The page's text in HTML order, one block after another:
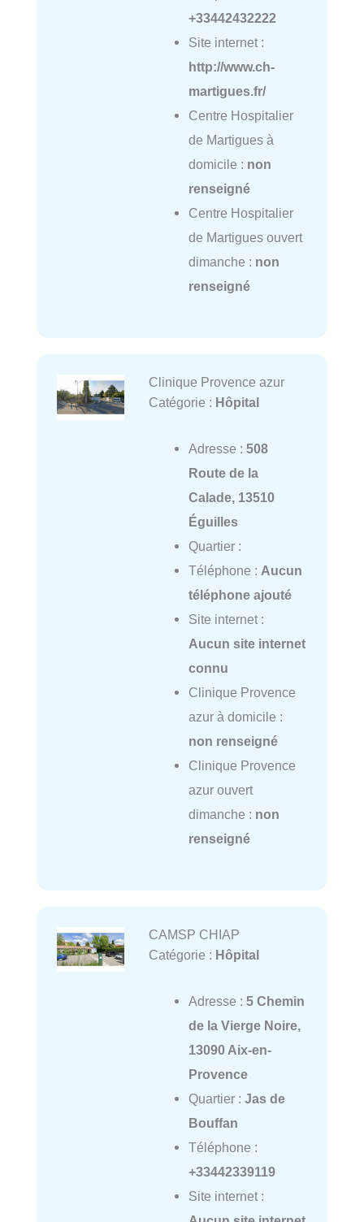
+33442432222
Site internet :
http://www.ch-
martigues.fr/
Centre Hospitalier
de Martigues à
domicile : non
renseigné
Centre Hospitalier
de Martigues ouvert
dimanche : non
renseigné
Clinique Provence azur
Catégorie : Hôpital
Adresse : 508
Route de la
Calade, 13510
Éguilles
Quartier :
Téléphone : Aucun
téléphone ajouté
Site internet :
Aucun site internet
connu
Clinique Provence
azur à domicile :
non renseigné
Clinique Provence
azur ouvert
dimanche : non
renseigné
CAMSP CHIAP
Catégorie : Hôpital
Adresse : 5 Chemin
de la Vierge Noire,
13090 Aix-en-
Provence
Quartier : Jas de
Bouffan
Téléphone :
+33442339119
Site internet :